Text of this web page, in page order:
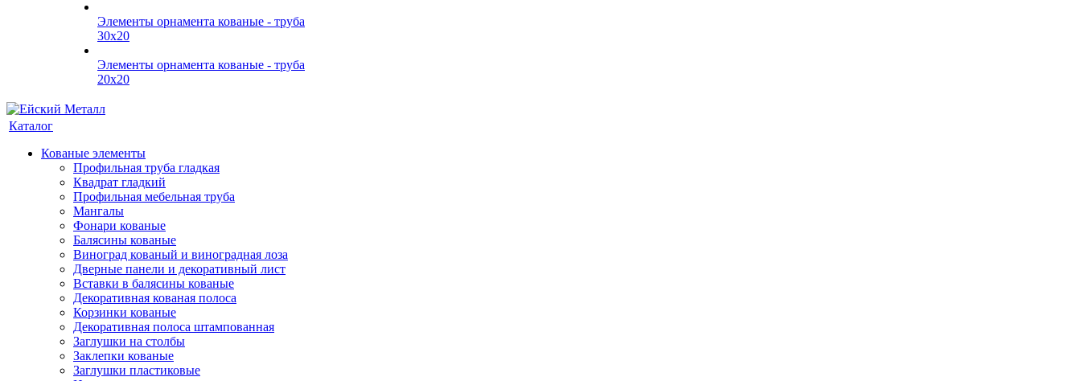
Элементы орнамента кованые - труба
30х20
Элементы орнамента кованые - труба
20х20
Каталог
Кованые элементы
Профильная труба гладкая
Квадрат гладкий
Профильная мебельная труба
Мангалы
Фонари кованые
Балясины кованые
Виноград кованый и виноградная лоза
Дверные панели и декоративный лист
Вставки в балясины кованые
Декоративная кованая полоса
Корзинки кованые
Декоративная полоса штампованная
Заглушки на столбы
Заклепки кованые
Заглушки пластиковые